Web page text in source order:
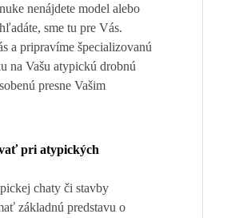
nenájdete model alebo
sme tu pre Vás.
a pripravíme špecializovanú
na Vašu atypickú drobnú
presne Vašim
pri atypických
chaty či stavby
základnú predstavu o